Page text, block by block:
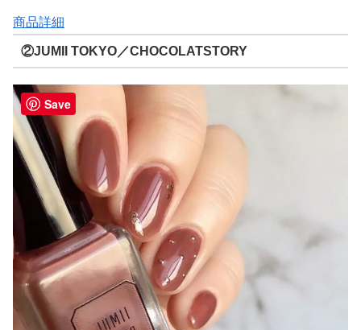
商品詳細
②JUMII TOKYO／CHOCOLATSTORY
Save